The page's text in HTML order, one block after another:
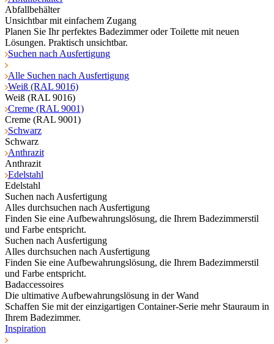
Abfallbehälter
Unsichtbar mit einfachem Zugang
Planen Sie Ihr perfektes Badezimmer oder Toilette mit neuen
Lösungen. Praktisch unsichtbar.
Suchen nach Ausfertigung
Alle Suchen nach Ausfertigung
Weiß (RAL 9016)
Weiß (RAL 9016)
Creme (RAL 9001)
Creme (RAL 9001)
Schwarz
Schwarz
Anthrazit
Anthrazit
Edelstahl
Edelstahl
Suchen nach Ausfertigung
Alles durchsuchen nach Ausfertigung
Finden Sie eine Aufbewahrungslösung, die Ihrem Badezimmerstil
und Farbe entspricht.
Suchen nach Ausfertigung
Alles durchsuchen nach Ausfertigung
Finden Sie eine Aufbewahrungslösung, die Ihrem Badezimmerstil
und Farbe entspricht.
Badaccessoires
Die ultimative Aufbewahrungslösung in der Wand
Schaffen Sie mit der einzigartigen Container-Serie mehr Stauraum in
Ihrem Badezimmer.
Inspiration